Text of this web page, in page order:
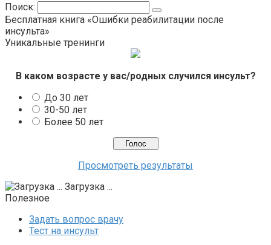
Поиск:
Бесплатная книга «Ошибки реабилитации после
инсульта»
Уникальные тренинги
В каком возрасте у вас/родных случился инсульт?
До 30 лет
30-50 лет
Более 50 лет
Просмотреть результаты
Загрузка ...
Полезное
Задать вопрос врачу
Тест на инсульт